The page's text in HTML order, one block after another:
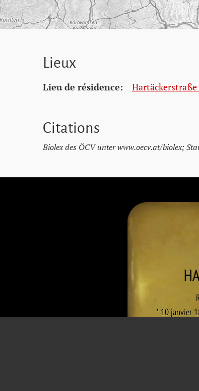
Lieux
Lieu de résidence: Hartäckerstraße
Citations
Biolex des ÖCV unter www.oecv.at/biolex;
* 10 janvier